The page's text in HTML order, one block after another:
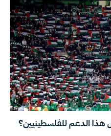
الدعم للفلسطينيين؟